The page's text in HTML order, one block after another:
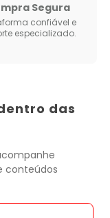
Segura
confiável e
especializado.
das
conteúdos